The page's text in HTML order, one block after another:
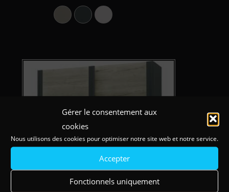
Gérer le consentement aux
cookies
Nous utilisons des cookies pour optimiser notre site web et notre service.
Accepter
Fonctionnels uniquement
160x200cm
Argile
Carbone Perle